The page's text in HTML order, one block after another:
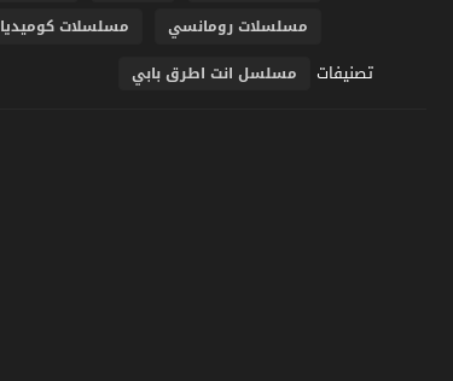
مسلسلات رومانسي
مسلسلات كوميديا
تصنيفات مسلسل انت اطرق بابي